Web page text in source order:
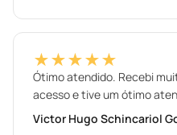
★★★★★
Ótimo atendido. Recebi
acesso e tive um ótimo
Victor Hugo Schincariol